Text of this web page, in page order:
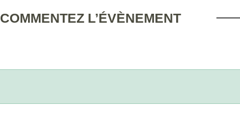
COMMENTEZ L’ÉVÈNEMENT